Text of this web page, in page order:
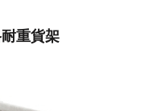
重貨架